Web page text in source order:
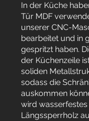
In der Küche
Tür MDF
unserer CNC-
bearbeitet und in
gespritzt haben.
der Küchenzeile
soliden
sodass die
auskommen
wird wasserfestes
Längssperrholz